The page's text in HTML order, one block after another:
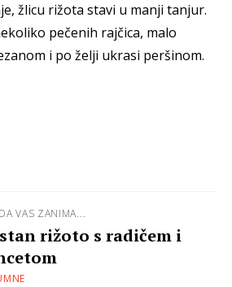
žlicu rižota stavi u manji tanjur.
pečenih rajčica, malo
i po želji ukrasi peršinom.
VAS ZANIMA...
rižoto s radičem i